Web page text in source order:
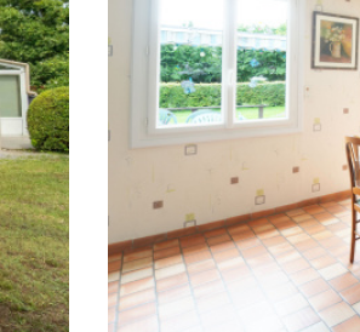
l'état général de la
la campagne à proximité.